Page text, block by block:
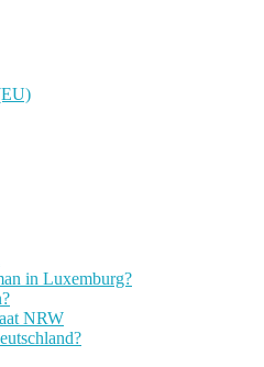
in Luxemburg?
NRW